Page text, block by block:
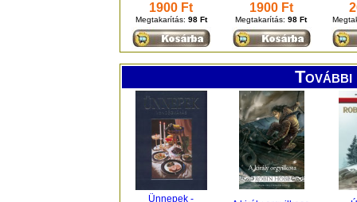
1900 Ft
Megtakarítás: 98 Ft
1900 Ft
Megtakarítás:98 Ft
Ünnepek -